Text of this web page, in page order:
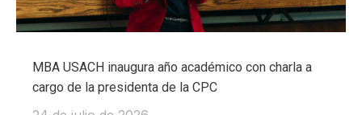
MBA USACH inaugura año académico con charla a
cargo de la presidenta de la CPC